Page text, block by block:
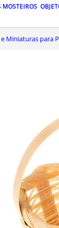
MOSTEIROS
e Miniaturas para